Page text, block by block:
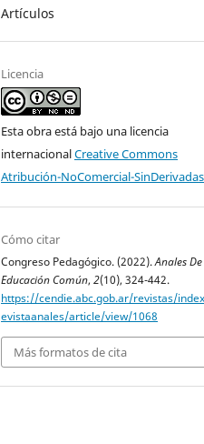
Artículos
Licencia
Esta obra está bajo una licencia
internacionalCreative Commons
Atribución-NoComercial-
Cómo citar
Congreso Pedagógico. (2022).Anales
Educación Común, 2(10), 324-442.
https://cendie.abc.gob.ar/revistas/
evistaanales/article/view/1068
Más formatos de cita